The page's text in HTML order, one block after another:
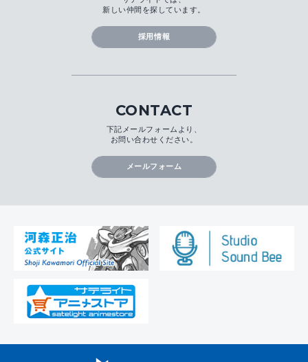
新しい仲間を探しています。
採用情報
CONTACT
下記メールフォームより、
お問い合わせください。
メールフォーム